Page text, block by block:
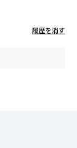
履歴を消す